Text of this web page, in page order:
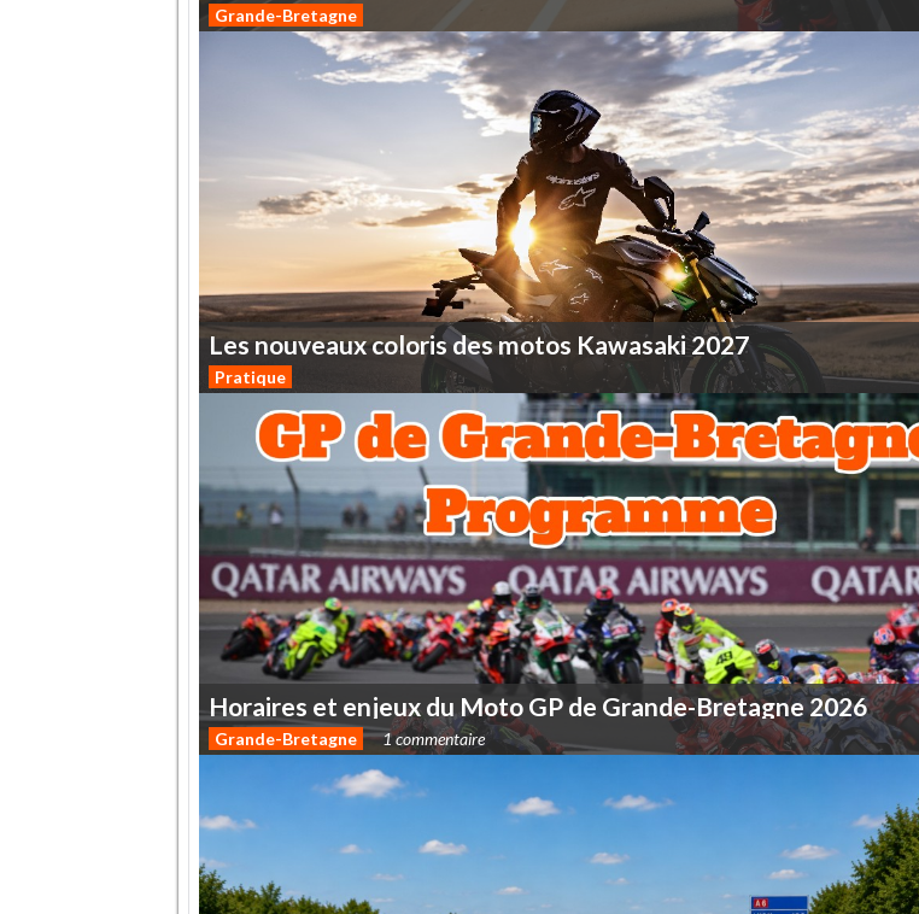
Grande-Bretagne
Lesnouveauxcoloris desmotos Kawasaki 2027
Pratique
Horaires et enjeux du Moto GP de Grande-Bretagne 2026
Grande-Bretagne 1 commentaire